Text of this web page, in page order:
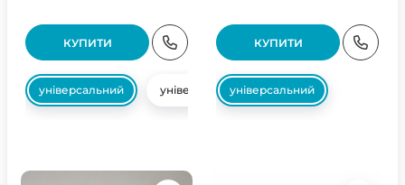
КУПИТИ
універсальний універсальний
КУПИТИ
універсальний